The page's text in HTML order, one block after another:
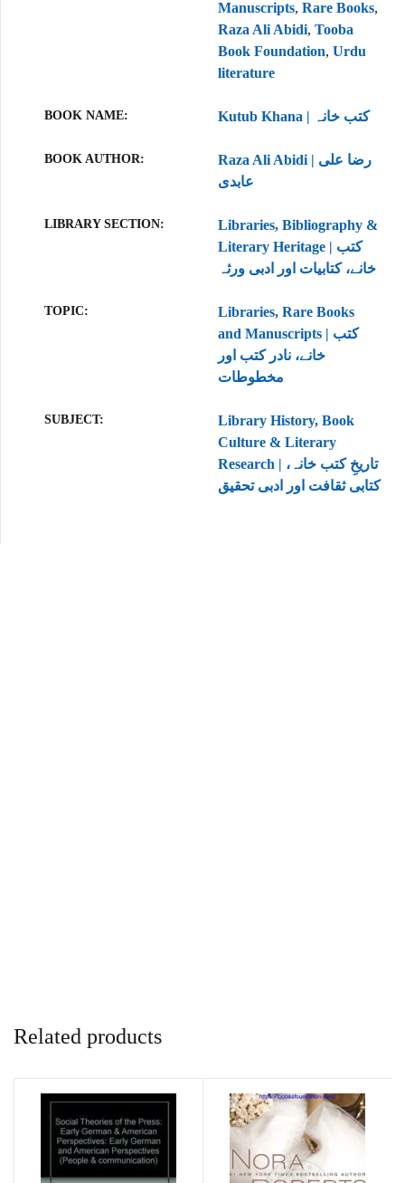
Manuscripts, Rare Books,
Raza Ali Abidi, Tooba
Book Foundation, Urdu
literature
BOOK NAME Kutub Khana | کتب خانہ
BOOK AUTHOR
Raza Ali Abidi | رضا علی
عابدی
LIBRARY SECTION
Libraries, Bibliography &
Literary Heritage | کتب
خانے، کتابیات اور ادبی ورثہ
TOPIC
Libraries, Rare Books
and Manuscripts | کتب
خانے، نادر کتب اور
مخطوطات
SUBJECT
Library History, Book
Culture & Literary
Research | تاریخِ کتب خانہ،
کتابی ثقافت اور ادبی تحقیق
Related products